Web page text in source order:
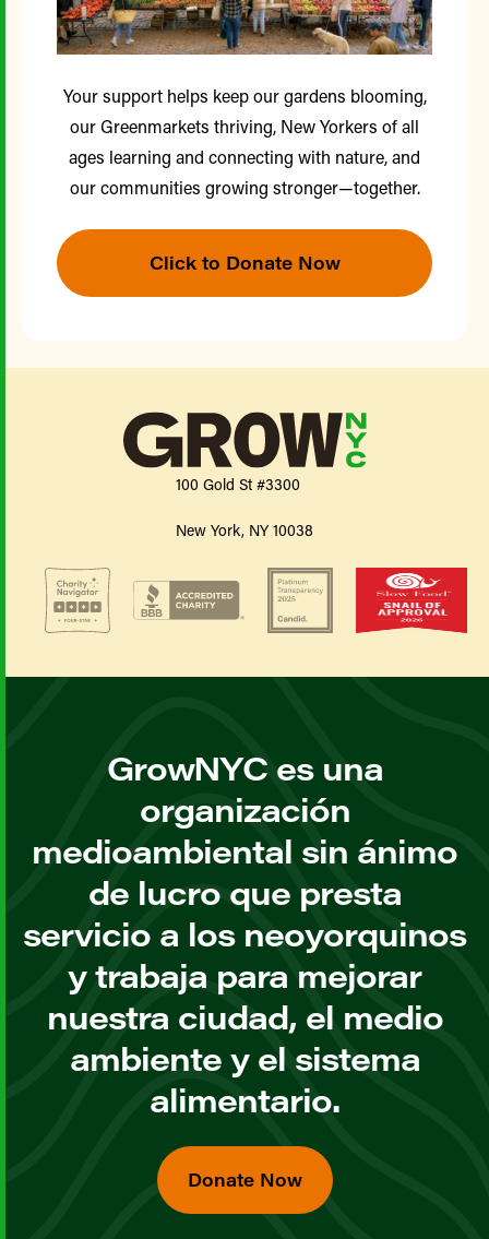
Your support helps keep our gardens blooming,
our Greenmarkets thriving, New Yorkers of all
ages learning and connecting with nature, and
our communities growing stronger—together.
Click to Donate Now
100 Gold St #3300
New York, NY 10038
GrowNYC es una
organización
medioambiental sin ánimo
de lucro que presta
servicio a los neoyorquinos
y trabaja para mejorar
nuestra ciudad, el medio
ambiente y el sistema
alimentario.
Donate Now